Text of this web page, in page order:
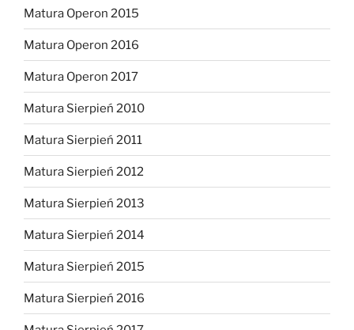
Matura Operon 2015
Matura Operon 2016
Matura Operon 2017
Matura Sierpień 2010
Matura Sierpień 2011
Matura Sierpień 2012
Matura Sierpień 2013
Matura Sierpień 2014
Matura Sierpień 2015
Matura Sierpień 2016